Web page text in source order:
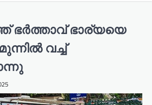
ഭർത്താവ് ഭാര്യയെ
വച്ച്